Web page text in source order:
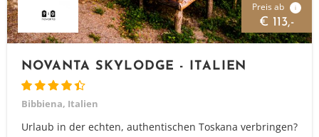
Preis ab i
€ 113,-
NOVANTA SKYLODGE - ITALIEN
Bibbiena, Italien
Urlaub in der echten, authentischen Toskana verbringen?